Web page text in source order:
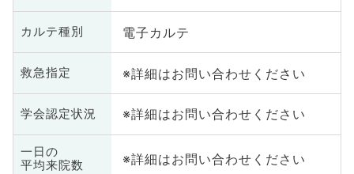
カルテ種別 電子カルテ
救急指定 ※詳細はお問い合わせください
学会認定状況 ※詳細はお問い合わせください
一日の
平均来院数
※詳細はお問い合わせください